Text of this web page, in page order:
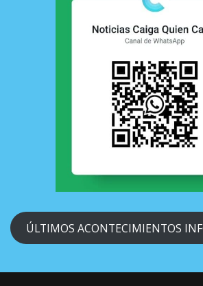
ÚLTIMOS ACONTECIMIENTOS